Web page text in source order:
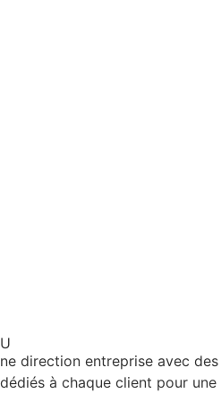
U
ne direction entreprise avec des
dédiés à chaque client pour une